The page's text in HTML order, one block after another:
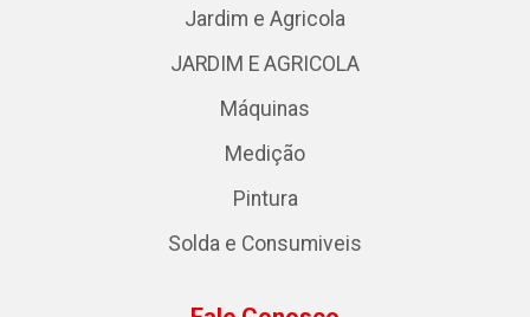
Jardim e Agricola
JARDIM E AGRICOLA
Máquinas
Medição
Pintura
Solda e Consumiveis